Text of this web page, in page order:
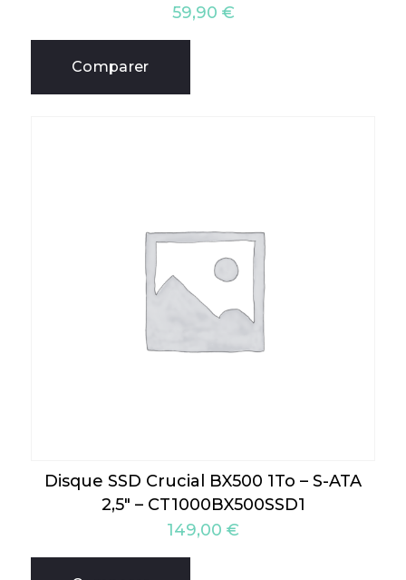
59,90 €
Comparer
Disque SSD Crucial BX500 1To – S-ATA
2,5″ – CT1000BX500SSD1
149,00 €